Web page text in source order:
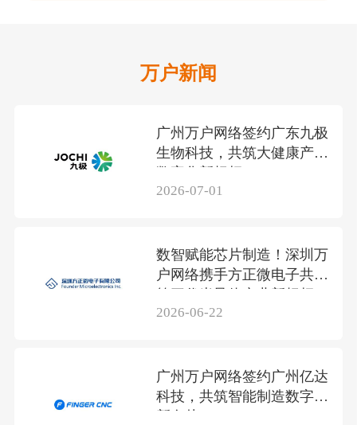
万户新闻
广州万户网络签约广东九极
生物科技，共筑大健康产业
2026-07-01
数智赋能芯片制造！深圳万
户网络携手方正微电子共筑
2026-06-22
广州万户网络签约广州亿达
科技，共筑智能制造数字化
新名片